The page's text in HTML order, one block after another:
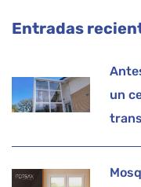
Entradas
un